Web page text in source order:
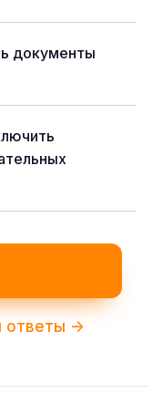
документы
ответы ->